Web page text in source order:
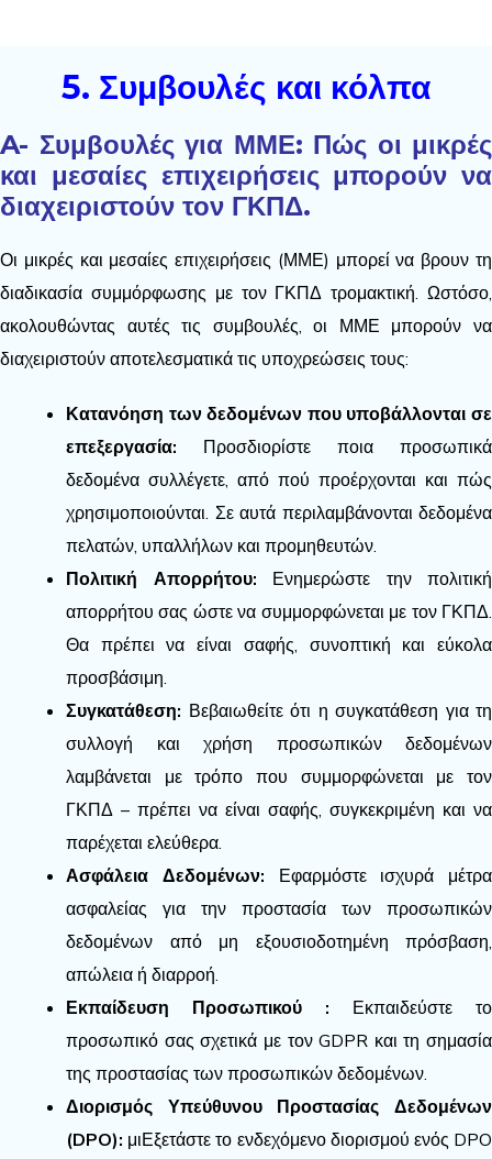
5. Συμβουλές και κόλπα
A- Συμβουλές για ΜΜΕ: Πώς οι μικρές
και μεσαίες επιχειρήσεις μπορούν να
διαχειριστούν τον ΓΚΠΔ.
Οι μικρές και μεσαίες επιχειρήσεις (ΜΜΕ) μπορεί να βρουν τη
διαδικασία συμμόρφωσης με τον ΓΚΠΔ τρομακτική. Ωστόσο,
ακολουθώντας αυτές τις συμβουλές, οι ΜΜΕ μπορούν να
διαχειριστούν αποτελεσματικά τις υποχρεώσεις τους:
Κατανόηση των δεδομένων που υποβάλλονται σε
επεξεργασία: Προσδιορίστε ποια προσωπικά
δεδομένα συλλέγετε, από πού προέρχονται και πώς
χρησιμοποιούνται. Σε αυτά περιλαμβάνονται δεδομένα
πελατών, υπαλλήλων και προμηθευτών.
Πολιτική Απορρήτου: Ενημερώστε την πολιτική
απορρήτου σας ώστε να συμμορφώνεται με τον ΓΚΠΔ.
Θα πρέπει να είναι σαφής, συνοπτική και εύκολα
προσβάσιμη.
Συγκατάθεση: Βεβαιωθείτε ότι η συγκατάθεση για τη
συλλογή και χρήση προσωπικών δεδομένων
λαμβάνεται με τρόπο που συμμορφώνεται με τον
ΓΚΠΔ – πρέπει να είναι σαφής, συγκεκριμένη και να
παρέχεται ελεύθερα.
Ασφάλεια Δεδομένων: Εφαρμόστε ισχυρά μέτρα
ασφαλείας για την προστασία των προσωπικών
δεδομένων από μη εξουσιοδοτημένη πρόσβαση,
απώλεια ή διαρροή.
Εκπαίδευση Προσωπικού : Εκπαιδεύστε το
προσωπικό σας σχετικά με τον GDPR και τη σημασία
της προστασίας των προσωπικών δεδομένων.
Διορισμός Υπεύθυνου Προστασίας Δεδομένων
(DPO): μιΕξετάστε το ενδεχόμενο διορισμού ενός DPO